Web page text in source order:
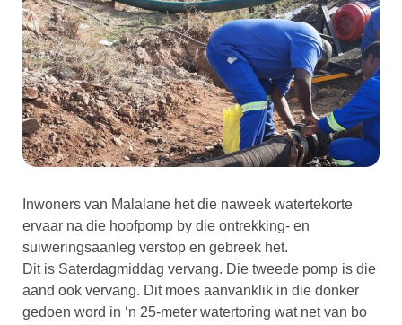
Inwoners van Malalane het die naweek watertekorte
ervaar na die hoofpomp by die ontrekking- en
suiweringsaanleg verstop en gebreek het.
Dit is Saterdagmiddag vervang. Die tweede pomp is die
aand ook vervang. Dit moes aanvanklik in die donker
gedoen word in ‘n 25-meter watertoring wat net van bo